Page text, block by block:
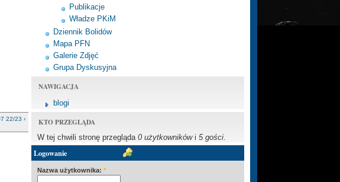
22/23 ›
Publikacje
Władze PKiM
Dziennik Bolidów
Mapa PFN
Galerie Zdjęć
Grupa Dyskusyjna
NAWIGACJA
blogi
KTO PRZEGLĄDA
W tej chwili stronę przegląda 0 użytkownikówi 5 gości
Logowanie
Nazwa użytkownika: *